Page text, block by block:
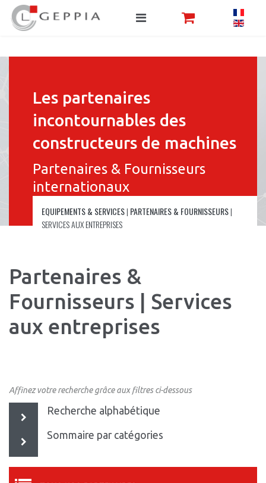
Les partenaires
incontournables des
constructeurs de machines
Partenaires & Fournisseurs
internationaux
EQUIPEMENTS & SERVICES| PARTENAIRES & FOURNISSEURS|
SERVICES AUX ENTREPRISES
Partenaires &
Fournisseurs | Services
aux entreprises
Affinez votre recherche grâce aux filtres ci-dessous
Recherche alphabétique
Sommaire par catégories